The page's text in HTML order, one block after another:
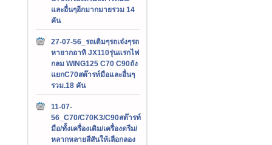
และอื่นๆอีกมากมายรวม 14
คัน
27-07-56_รถเดิมๆรถเจ๋งๆรถ
หายากอาทิ JX110รุ่นแรกไฟ
กลม WING125 C70 C90ถัง
แยกC70สต๊ารท์มือและอื่นๆ
รวม.18 คัน
11-07-
56_C70/C70K3/C90สต๊ารท์
มือ/ทั้งเครื่องเดิม/เครื่องดรีม/
หลากหลายสีสันให้เลือกลอง